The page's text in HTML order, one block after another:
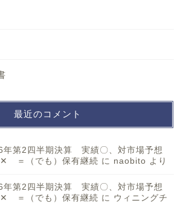
最近のコメント
年第2四半期決算 実績〇、対市場予想
✕ ＝（でも）保有継続 に naobito より
年第2四半期決算 実績〇、対市場予想
✕ ＝（でも）保有継続 に ウィニングチ